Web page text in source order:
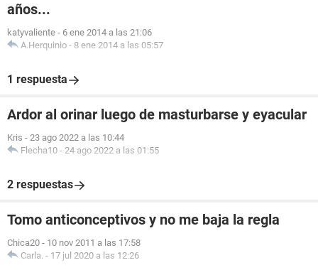
años...
katyvaliente - 6 ene 2014 a las 21:06
A.Herquinio - 8 ene 2014 a las 05:57
1 respuesta
Ardor al orinar luego de masturbarse y eyacular
Kris - 23 ago 2022 a las 10:44
Flecha10 - 24 ago 2022 a las 01:55
2 respuestas
Tomo anticonceptivos y no me baja la regla
Chica20 - 10 nov 2011 a las 17:58
Carla. - 17 jul 2020 a las 12:26